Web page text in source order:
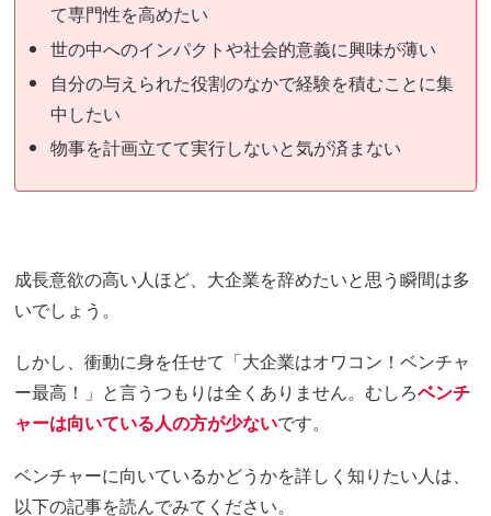
て専門性を高めたい
世の中へのインパクトや社会的意義に興味が薄い
自分の与えられた役割のなかで経験を積むことに集
中したい
物事を計画立てて実行しないと気が済まない
成長意欲の高い人ほど、大企業を辞めたいと思う瞬間は多
いでしょう。
しかし、衝動に身を任せて「大企業はオワコン！ベンチャ
ー最高！」と言うつもりは全くありません。むしろベンチ
ャーは向いている人の方が少ないです。
ベンチャーに向いているかどうかを詳しく知りたい人は、
以下の記事を読んでみてください。